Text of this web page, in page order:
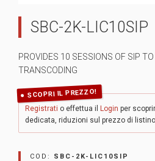
SBC-2K-LIC10SIP
PROVIDES 10 SESSIONS OF SIP
TRANSCODING
SCOPRI IL PREZZO!
Registrati o effettua il Login per
dedicata, riduzioni sul prezzo di
COD: SBC-2K-LIC10SIP